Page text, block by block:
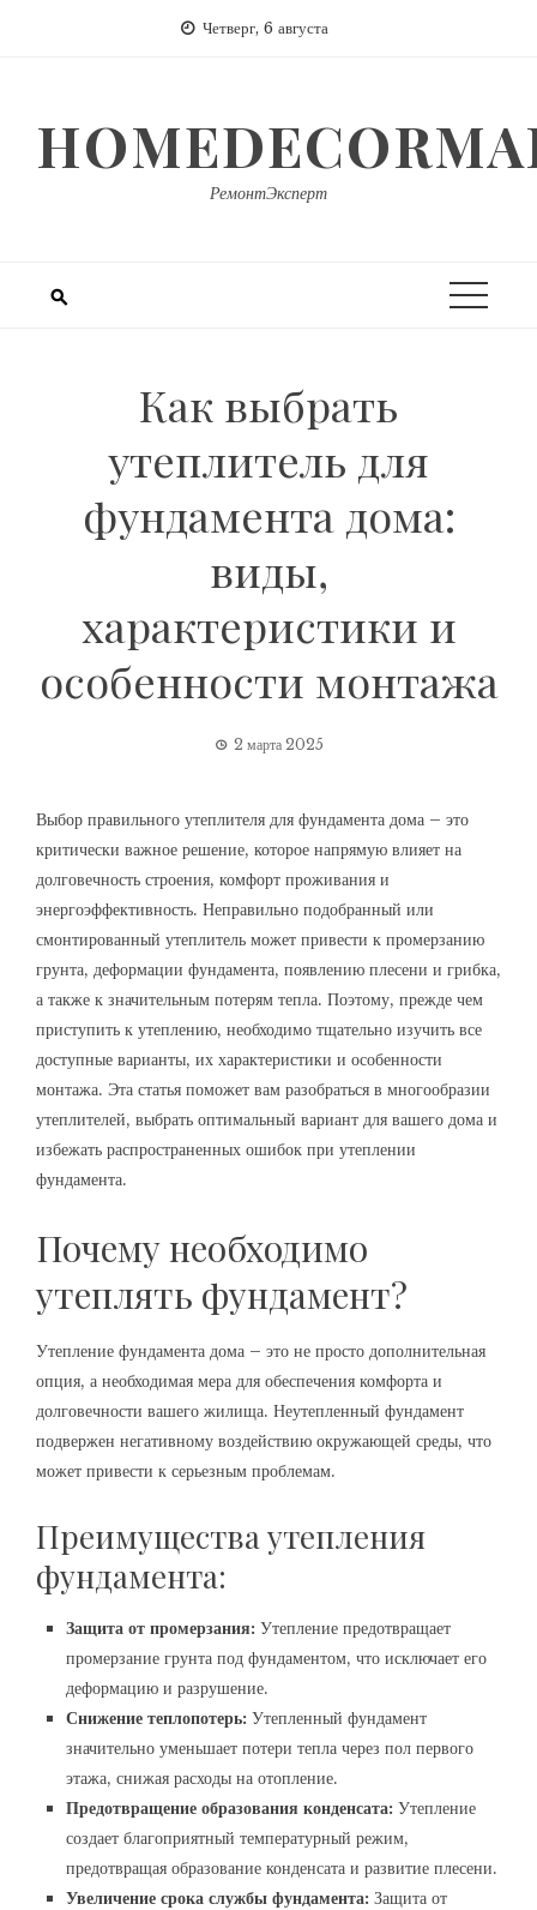
Четверг, 6 августа
РемонтЭксперт
Как выбрать
утеплитель для
фундамента дома:
виды,
характеристики и
особенности монтажа
2 марта 2025
Выбор правильного утеплителя для фундамента дома – это
критически важное решение, которое напрямую влияет на
долговечность строения, комфорт проживания и
энергоэффективность. Неправильно подобранный или
смонтированный утеплитель может привести к промерзанию
грунта, деформации фундамента, появлению плесени и грибка,
а также к значительным потерям тепла. Поэтому, прежде чем
приступить к утеплению, необходимо тщательно изучить все
доступные варианты, их характеристики и особенности
монтажа. Эта статья поможет вам разобраться в многообразии
утеплителей, выбрать оптимальный вариант для вашего дома и
избежать распространенных ошибок при утеплении
фундамента.
Почему необходимо
утеплять фундамент?
Утепление фундамента дома – это не просто дополнительная
опция, а необходимая мера для обеспечения комфорта и
долговечности вашего жилища. Неутепленный фундамент
подвержен негативному воздействию окружающей среды, что
может привести к серьезным проблемам.
Преимущества утепления
фундамента:
Защита от промерзания: Утепление предотвращает
промерзание грунта под фундаментом, что исключает его
деформацию и разрушение.
Снижение теплопотерь: Утепленный фундамент
значительно уменьшает потери тепла через пол первого
этажа, снижая расходы на отопление.
Предотвращение образования конденсата: Утепление
создает благоприятный температурный режим,
предотвращая образование конденсата и развитие плесени.
Увеличение срока службы фундамента: Защита от